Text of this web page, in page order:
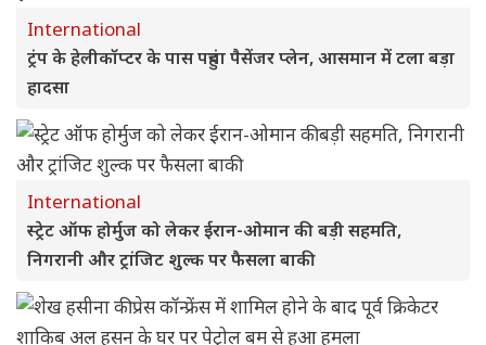
International
ट्रंप के हेलीकॉप्टर के पास पहुंचा पैसेंजर प्लेन, आसमान में टला बड़ा
हादसा
International
स्ट्रेट ऑफ होर्मुज को लेकर ईरान-ओमान की बड़ी सहमति,
निगरानी और ट्रांजिट शुल्क पर फैसला बाकी